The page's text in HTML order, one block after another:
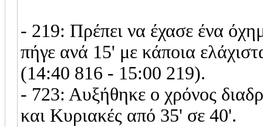
- 219: Πρέπει να έχασε ένα
πήγε ανά 15' με κάποια
(14:40 816 - 15:00 219).
- 723: Αυξήθηκε ο χρόνος
και Κυριακές από 35' σε 40'.